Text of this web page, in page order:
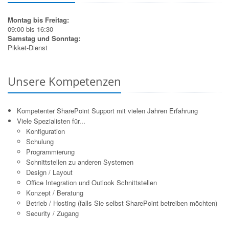
Montag bis Freitag:
09:00 bis 16:30
Samstag und Sonntag:
Pikket-Dienst
Unsere Kompetenzen
Kompetenter SharePoint Support mit vielen Jahren Erfahrung
Viele Spezialisten für...
Konfiguration
Schulung
Programmierung
Schnittstellen zu anderen Systemen
Design / Layout
Office Integration und Outlook Schnittstellen
Konzept / Beratung
Betrieb / Hosting (falls Sie selbst SharePoint betreiben möchten)
Security / Zugang